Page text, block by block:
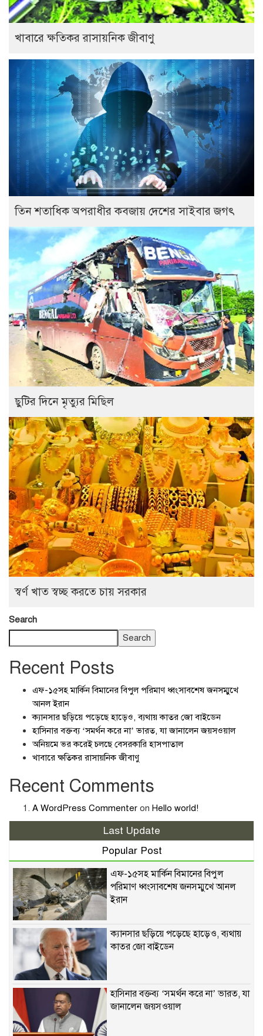
খাবারে ক্ষতিকর রাসায়নিক জীবাণু
তিন শতাধিক অপরাধীর কবজায় দেশের সাইবার জগৎ
ছুটির দিনে মৃত্যুর মিছিল
স্বর্ণ খাত স্বচ্ছ করতে চায় সরকার
Search
Search
Recent Posts
এফ-১৫সহ মার্কিন বিমানের বিপুল পরিমাণ ধ্বংসাবশেষ জনসম্মুখে
আনল ইরান
ক্যানসার ছড়িয়ে পড়েছে হাড়েও, ব্যথায় কাতর জো বাইডেন
হাসিনার বক্তব্য ‘সমর্থন করে না’ ভারত, যা জানালেন জয়সওয়াল
অনিয়মে ভর করেই চলছে বেসরকারি হাসপাতাল
খাবারে ক্ষতিকর রাসায়নিক জীবাণু
Recent Comments
A WordPress Commenter on Hello world!
Last Update
Popular Post
এফ-১৫সহ মার্কিন বিমানের বিপুল
পরিমাণ ধ্বংসাবশেষ জনসম্মুখে আনল
ইরান
ক্যানসার ছড়িয়ে পড়েছে হাড়েও, ব্যথায়
কাতর জো বাইডেন
হাসিনার বক্তব্য ‘সমর্থন করে না’ ভারত, যা
জানালেন জয়সওয়াল